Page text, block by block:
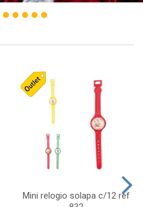
Mini relogio solapa c/12 ref